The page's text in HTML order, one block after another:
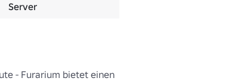
Server
- Furarium bietet einen